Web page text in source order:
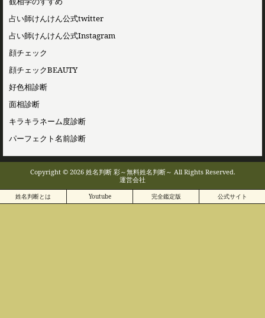
占い師けんけん公式twitter
占い師けんけん公式Instagram
顔チェック
顔チェックBEAUTY
好色相診断
面相診断
キラキラネーム度診断
パーフェクト名前診断
Copyright © 2026 姓名判断 彩～無料姓名判断～ All Rights Reserved.
運営会社
姓名判断とは Youtube 完全鑑定版 公式サイト